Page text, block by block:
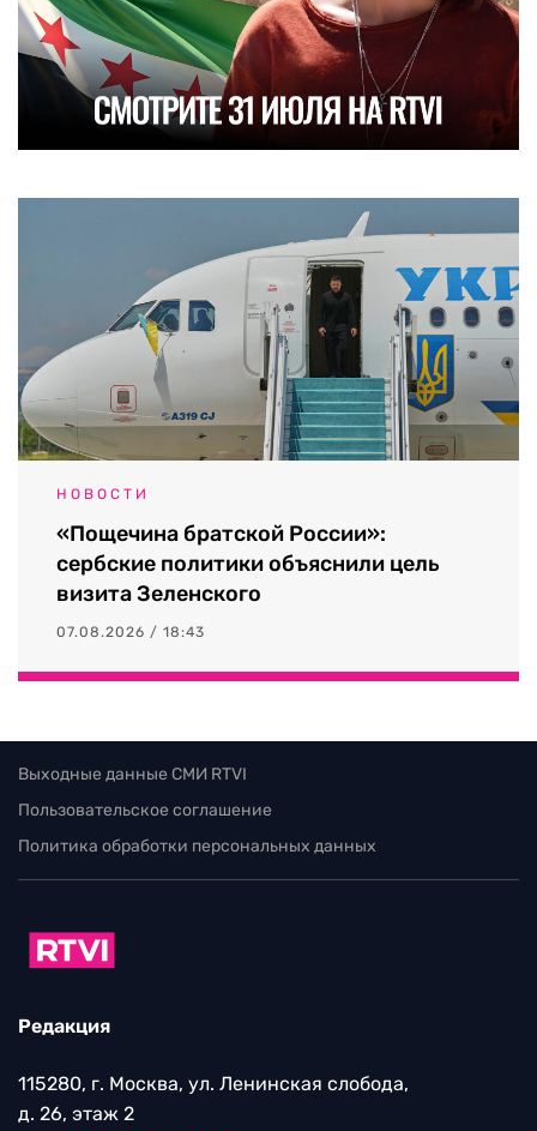
НОВОСТИ
«Пощечина братской России»:
сербские политики объяснили цель
визита Зеленского
07.08.2026 / 18:43
Выходные данные СМИ RTVI
Пользовательское соглашение
Политика обработки персональных данных
Редакция
115280, г. Москва, ул. Ленинская слобода,
д. 26, этаж 2